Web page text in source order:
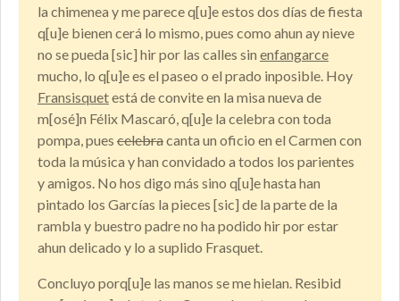
la chimenea y me parece q[u]e estos dos días de fiesta
q[u]e bienen cerá lo mismo, pues como ahun ay nieve
no se pueda [sic] hir por las calles sin enfangarce
mucho, lo q[u]e es el paseo o el prado inposible. Hoy
Fransisquetestá de convite en la misa nueva de
m[osé]n Félix Mascaró, q[u]e la celebra con toda
pompa, pues celebracanta un oficio en el Carmen con
toda la música y han convidado a todos los parientes
y amigos. No hos digo más sino q[u]e hasta han
pintado los Garcías la pieces [sic] de la parte de la
rambla y buestro padre no ha podido hir por estar
ahun delicado y lo a suplido Frasquet.
Concluyo porq[u]e las manos se me hielan. Resibid